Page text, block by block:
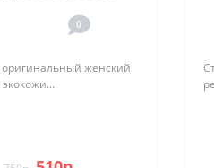
0
женский